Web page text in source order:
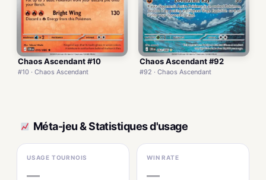
Chaos Ascendant #10
#10 · Chaos Ascendant
Chaos Ascendant #92
#92 · Chaos Ascendant
Méta-jeu & Statistiques d'usage
USAGE TOURNOIS
—
WIN RATE
—